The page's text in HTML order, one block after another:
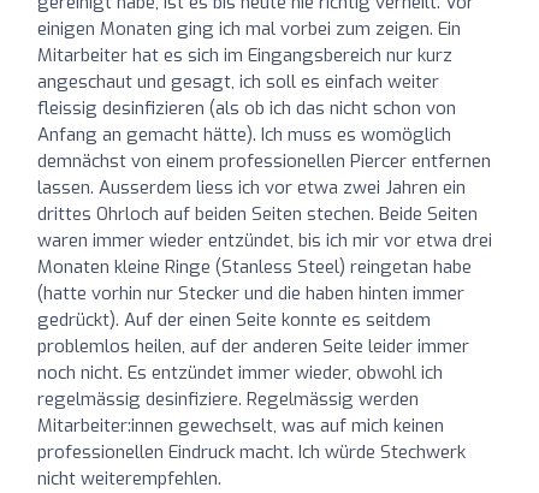
einigen Monaten ging ich mal vorbei zum zeigen. Ein
Mitarbeiter hat es sich im Eingangsbereich nur kurz
angeschaut und gesagt, ich soll es einfach weiter
fleissig desinfizieren (als ob ich das nicht schon von
Anfang an gemacht hätte). Ich muss es womöglich
demnächst von einem professionellen Piercer entfernen
lassen. Ausserdem liess ich vor etwa zwei Jahren ein
drittes Ohrloch auf beiden Seiten stechen. Beide Seiten
waren immer wieder entzündet, bis ich mir vor etwa drei
Monaten kleine Ringe (Stanless Steel) reingetan habe
(hatte vorhin nur Stecker und die haben hinten immer
gedrückt). Auf der einen Seite konnte es seitdem
problemlos heilen, auf der anderen Seite leider immer
noch nicht. Es entzündet immer wieder, obwohl ich
regelmässig desinfiziere. Regelmässig werden
Mitarbeiter:innen gewechselt, was auf mich keinen
professionellen Eindruck macht. Ich würde Stechwerk
nicht weiterempfehlen.